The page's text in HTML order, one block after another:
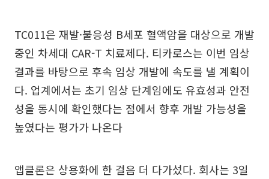
TC011은 재발·불응성 B세포 혈액암을 대상으로 개발
중인 차세대 CAR-T 치료제다. 티카로스는 이번 임상
결과를 바탕으로 후속 임상 개발에 속도를 낼 계획이
다. 업계에서는 초기 임상 단계임에도 유효성과 안전
성을 동시에 확인했다는 점에서 향후 개발 가능성을
높였다는 평가가 나온다
앱클론은 상용화에 한 걸음 더 다가섰다. 회사는 3일